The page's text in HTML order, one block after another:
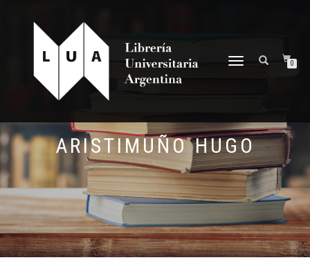
NAVEGACIÓN
0
ARISTIMUÑO HUGO